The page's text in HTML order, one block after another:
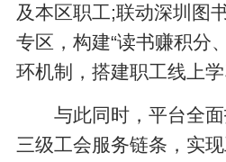
及本区职工;联动深圳图
专区，构建“读书赚积分
环机制，搭建职工线上学
与此同时，平台全
三级工会服务链条，实